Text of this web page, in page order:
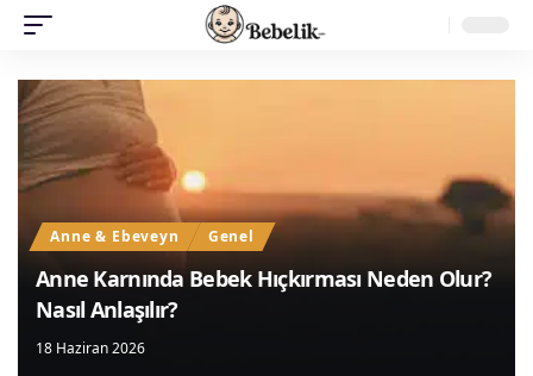
Anne & Ebeveyn Genel
Anne Karnında Bebek Hıçkırması Neden Olur?
Nasıl Anlaşılır?
18 Haziran 2026